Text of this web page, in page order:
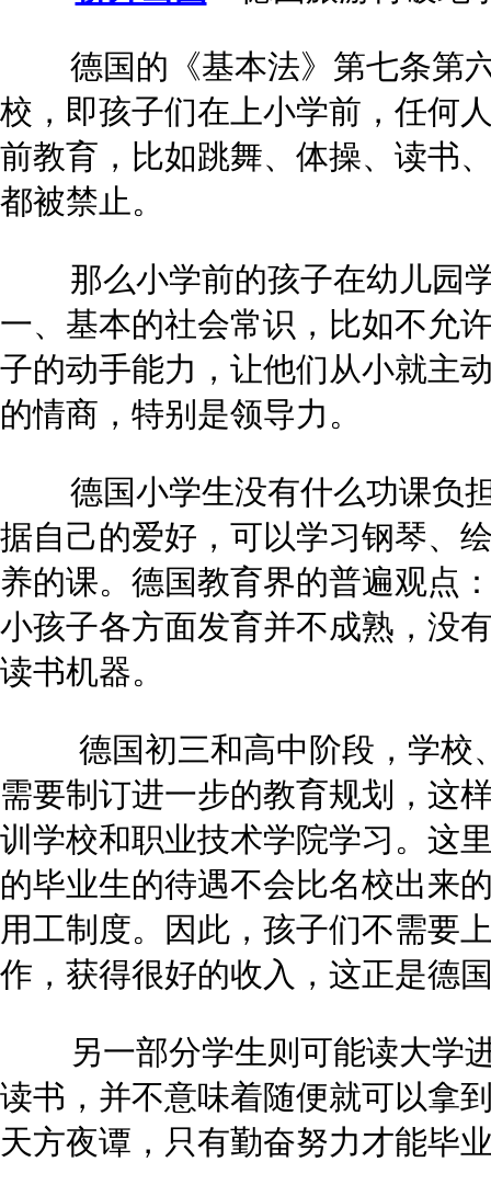
德国的《基本法》第七条第六
校，即孩子们在上小学前，任何
前教育，比如跳舞、体操、读书
都被禁止。
那么小学前的孩子在幼儿园学
一、基本的社会常识，比如不允
子的动手能力，让他们从小就主
的情商，特别是领导力。
德国小学生没有什么功课负担
据自己的爱好，可以学习钢琴、
养的课。德国教育界的普遍观点
小孩子各方面发育并不成熟，没
读书机器。
德国初三和高中阶段，学校
需要制订进一步的教育规划，这
训学校和职业技术学院学习。这
的毕业生的待遇不会比名校出来
用工制度。因此，孩子们不需要
作，获得很好的收入，这正是德
另一部分学生则可能读大学进
读书，并不意味着随便就可以拿
天方夜谭，只有勤奋努力才能毕